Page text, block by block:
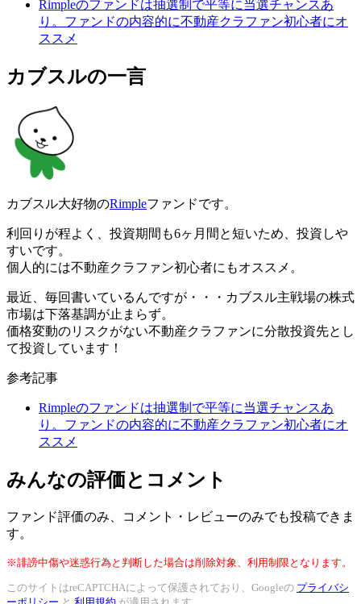
Rimpleのファンドは抽選制で平等に当選チャンスあ
り。ファンドの内容的に不動産クラファン初心者にオ
ススメ
カブスルの一言
カブスル大好物のRimpleファンドです。
利回りが程よく、投資期間も6ヶ月間と短いため、投資しや
すいです。
個人的には不動産クラファン初心者にもオススメ。
最近、毎回書いているんですが・・・カブスル主戦場の株式
市場は下落基調が止まらず。
価格変動のリスクがない不動産クラファンに分散投資先とし
て投資しています！
参考記事
Rimpleのファンドは抽選制で平等に当選チャンスあ
り。ファンドの内容的に不動産クラファン初心者にオ
ススメ
みんなの評価とコメント
ファンド評価のみ、コメント・レビューのみでも投稿できま
す。
※誹謗中傷や迷惑行為と判断した場合は削除対象、利用制限となります。
このサイトはreCAPTCHAによって保護されており、Googleの プライバシ